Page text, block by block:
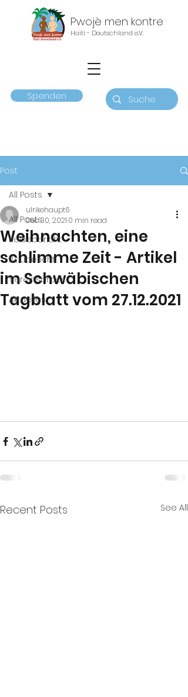
Pwojè men kontre
Haiti - Deutschland e.V.
Spenden
Post
All Posts
Reisebericht
Baubericht
Vereinsarbeit
Aktuelles
All Posts
Weihnachten, eine
schlimme Zeit - Artikel
im Schwäbischen
Tagblatt vom 27.12.2021
ulrikehaupt6
Dec 30, 2021 0 min read
Recent Posts See All